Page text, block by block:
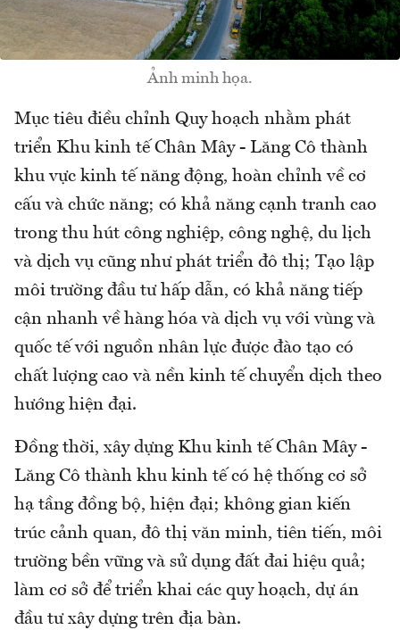
Ảnh minh họa.
Mục tiêu điều chỉnh Quy hoạch nhằm phát
triển Khu kinh tế Chân Mây - Lăng Cô thành
khu vực kinh tế năng động, hoàn chỉnh về cơ
cấu và chức năng; có khả năng cạnh tranh cao
trong thu hút công nghiệp, công nghệ, du lịch
và dịch vụ cũng như phát triển đô thị; Tạo lập
môi trường đầu tư hấp dẫn, có khả năng tiếp
cận nhanh về hàng hóa và dịch vụ với vùng và
quốc tế với nguồn nhân lực được đào tạo có
chất lượng cao và nền kinh tế chuyển dịch theo
hướng hiện đại.
Đồng thời, xây dựng Khu kinh tế Chân Mây -
Lăng Cô thành khu kinh tế có hệ thống cơ sở
hạ tầng đồng bộ, hiện đại; không gian kiến
trúc cảnh quan, đô thị văn minh, tiên tiến, môi
trường bền vững và sử dụng đất đai hiệu quả;
làm cơ sở để triển khai các quy hoạch, dự án
đầu tư xây dựng trên địa bàn.